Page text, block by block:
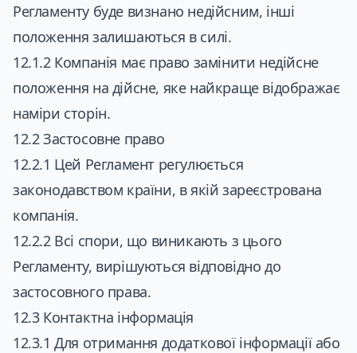
Регламенту буде визнано недійсним, інші
положення залишаються в силі.
12.1.2 Компанія має право замінити недійсне
положення на дійсне, яке найкраще відображає
наміри сторін.
12.2 Застосовне право
12.2.1 Цей Регламент регулюється
законодавством країни, в якій зареєстрована
компанія.
12.2.2 Всі спори, що виникають з цього
Регламенту, вирішуються відповідно до
застосовного права.
12.3 Контактна інформація
12.3.1 Для отримання додаткової інформації або